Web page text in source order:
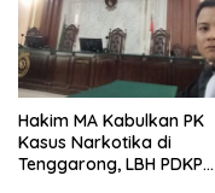
Hakim MA Kabulkan PK
Kasus Narkotika di
Tenggarong, LBH PDKP